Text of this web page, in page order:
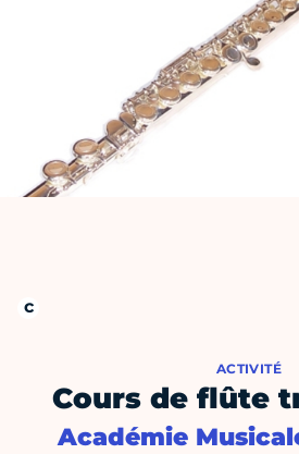
ACTIVITÉ
Cours de flûte
Académie